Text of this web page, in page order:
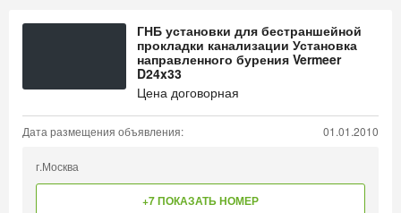
ГНБ установки для бестраншейной
прокладки канализации Установка
направленного бурения Vermeer
D24x33
Цена договорная
Дата размещения объявления: 01.01.2010
г.Москва
+7 ПОКАЗАТЬ НОМЕР